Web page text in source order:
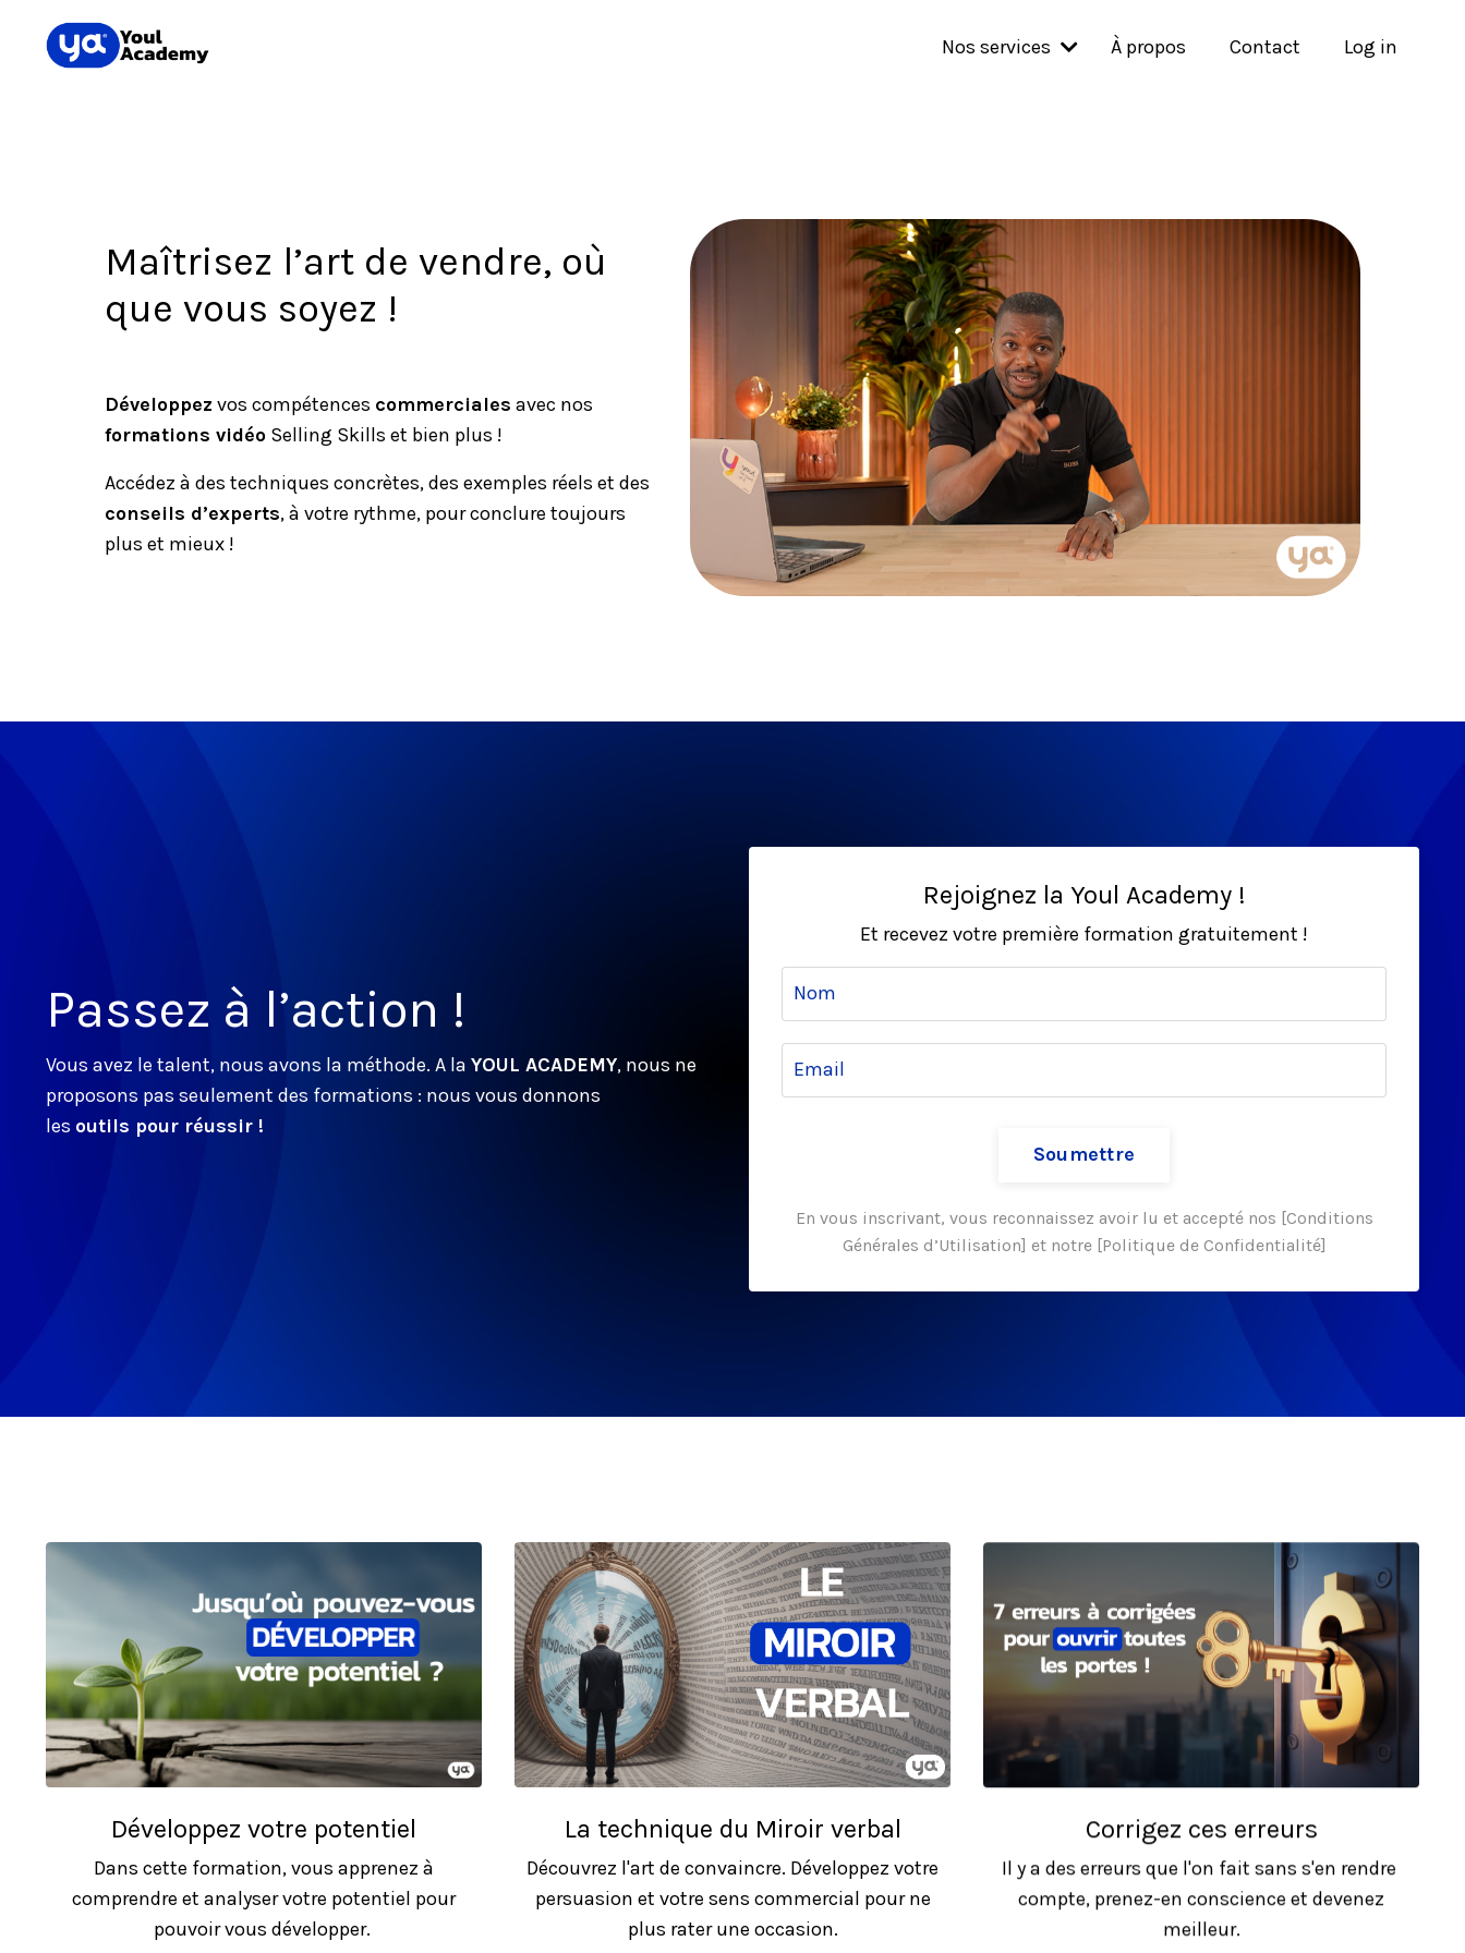
Nos services À propos Contact Log in
Maîtrisez l’art de vendre, où
que vous soyez !
Développez vos compétences commerciales avec nos
formations vidéoSelling Skills et bien plus !
Accédez à des techniques concrètes, des exemples réels et des
conseils d’experts, à votre rythme, pour conclure toujours
plus et mieux !
Passez à l’action !
Vous avez le talent, nous avons la méthode. A la YOUL ACADEMY, nous ne
proposons pas seulement des formations : nous vous donnons
les outils pour réussir !
Rejoignez la Youl Academy !
Et recevez votre première formation gratuitement !
Soumettre
En vous inscrivant, vous reconnaissez avoir lu et accepté nos [Conditions
Générales d’Utilisation] et notre [Politique de Confidentialité]
Développez votre potentiel
Dans cette formation, vous apprenez à
comprendre et analyser votre potentiel pour
pouvoir vous développer.
La technique du Miroir verbal
Découvrez l'art de convaincre. Développez votre
persuasion et votre sens commercial pour ne
plus rater une occasion.
Corrigez ces erreurs
Il y a des erreurs que l'on fait sans s'en rendre
compte, prenez-en conscience et devenez
meilleur.